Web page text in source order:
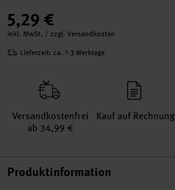
5,29 €
inkl. MwSt. / zzgl. Versandkosten
Lieferzeit: ca. 1-3 Werktage
Versand­kosten­frei
ab 34,99 €
Kauf auf Rechnung
Produktinformation